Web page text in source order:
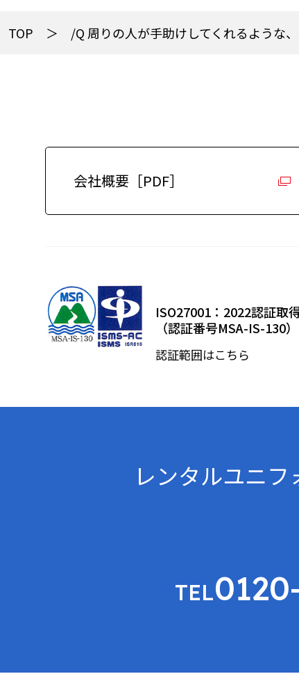
TOP /Q 周りの人が手助けしてくれるような
会社概要［PDF］
ISO27001：2022認証取
（認証番号MSA-IS-130）
認証範囲はこちら
レンタルユニフ
TEL